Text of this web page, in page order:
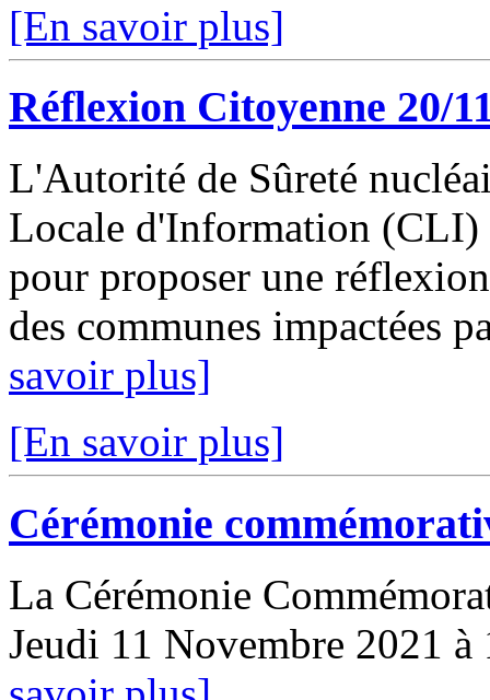
[En savoir plus]
Réflexion Citoyenne 20/
L'Autorité de Sûreté
Locale d'Information (CLI)
pour proposer une
des communes impactées
savoir plus]
[En savoir plus]
Cérémonie
La Cérémonie
Jeudi 11 Novembre 2021